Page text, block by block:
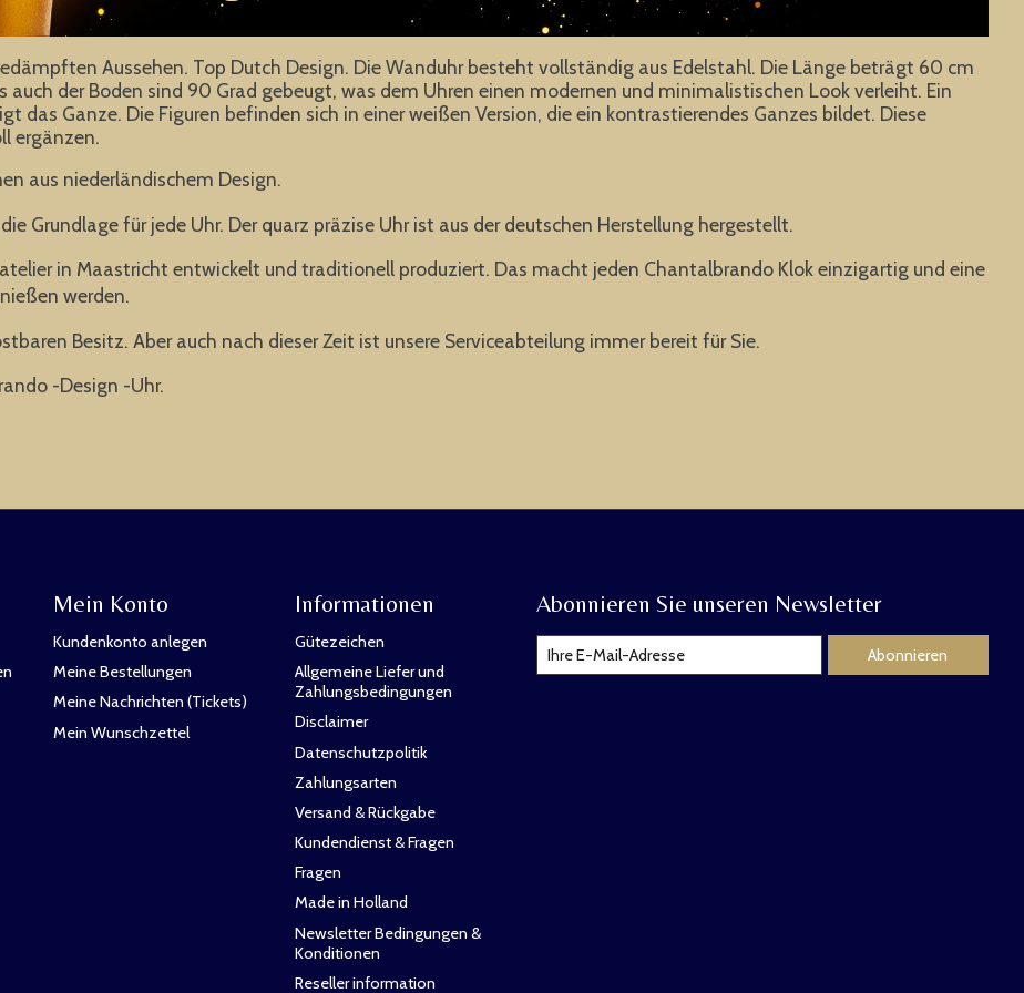
Aussehen. Top Dutch Design. Die Wanduhr besteht vollständig aus Edelstahl. Die Länge beträgt 60 cm
der Boden sind 90 Grad gebeugt, was dem Uhren einen modernen und minimalistischen Look verleiht. Ein
das Ganze. Die Figuren befinden sich in einer weißen Version, die ein kontrastierendes Ganzes bildet. Diese
ergänzen.
aus niederländischem Design.
Grundlage für jede Uhr. Der quarz präzise Uhr ist aus der deutschen Herstellung hergestellt.
in Maastricht entwickelt und traditionell produziert. Das macht jeden Chantalbrando Klok einzigartig und eine
werden.
Besitz. Aber auch nach dieser Zeit ist unsere Serviceabteilung immer bereit für Sie.
-Design -Uhr.
Mein Konto
Kundenkonto anlegen
Meine Bestellungen
Meine Nachrichten (Tickets)
Mein Wunschzettel
Informationen
Gütezeichen
Allgemeine Liefer und
Zahlungsbedingungen
Disclaimer
Datenschutzpolitik
Zahlungsarten
Versand & Rückgabe
Kundendienst & Fragen
Fragen
Made in Holland
Newsletter Bedingungen &
Konditionen
Reseller information
Abonnieren Sie unseren Newsletter
Abonnieren